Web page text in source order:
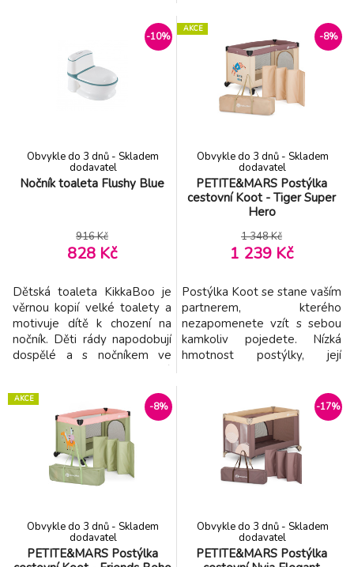
Umožňuje koupat dítě ve
výši, která je ergonomická a
šetří záda rodičů. Vlastnosti: -
Univerzální použití – vhodný
pro různé velikosti vaniček
spánek a usnadňuje
každodenní fungování celé
rodiny. Vlastnosti: - Funkce
Active Airflow – silné, ale
jemné odsávání s
dynamickým prouděním
-10%
Nočník toaleta Flushy Blue
Obvykle do 3 dnů - Skladem
dodavatel
916 Kč
828 Kč
Dětská toaleta KikkaBoo je
věrnou kopií velké toalety a
motivuje dítě k chození na
nočník. Děti rády napodobují
dospělé a s nočníkem ve
trénování hygieny zábavou
pro dítě i pro rodiče. Toaleta
je vybavena vyjímatelnou
mísou pro snadnou údržbu.
Rozměry: 44 x 30 x 31 cm
Vhodné pro děti od 12 do
AKCE
-8%
PETITE&MARS Postýlka
cestovní Koot - Tiger Super
Hero
Obvykle do 3 dnů - Skladem
dodavatel
1 348 Kč
1 239 Kč
Postýlka Koot se stane vaším
partnerem, kterého
nezapomenete vzít s sebou
kamkoliv pojedete. Nízká
hmotnost postýlky, její
proč ji mít vždy připravenou
na cesty. Stabilní konstrukce a
prodyšná textilie, odolná
proti protržení. Postýlka má
unikátní systém Double Lock,
který zabraňuje je
AKCE
-8%
PETITE&MARS Postýlka
Obvykle do 3 dnů - Skladem
dodavatel
-17%
PETITE&MARS Postýlka
Obvykle do 3 dnů - Skladem
dodavatel